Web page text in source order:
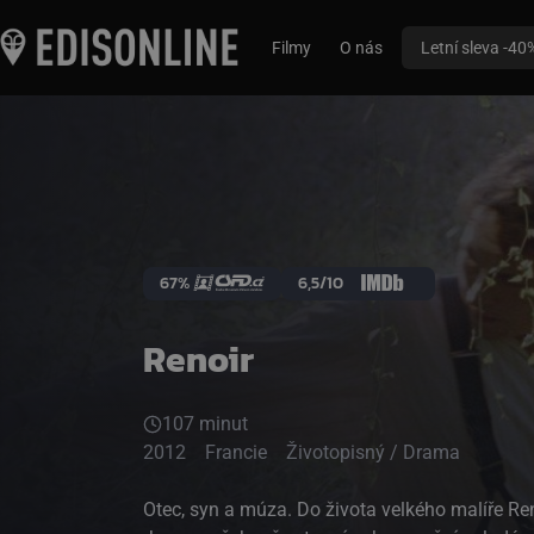
Filmy O nás Letní sleva -
Renoir
67% 6,5/10
107 minut
2012
Francie Životopisný / Drama
Otec, syn a múza. Do života velkého malíře Renoira a jeho syna